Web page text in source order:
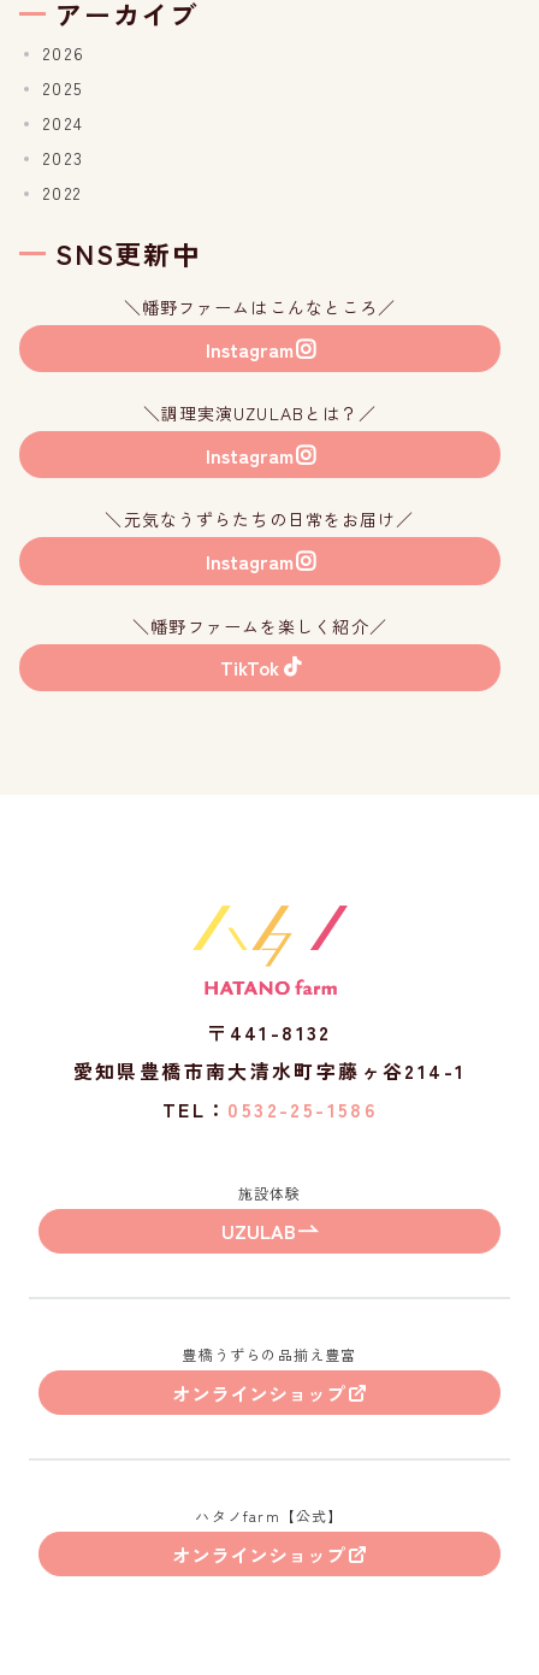
アーカイブ
2026
2025
2024
2023
2022
SNS更新中
＼幡野ファームはこんなところ／
Instagram
＼調理実演UZULABとは？／
Instagram
＼元気なうずらたちの日常をお届け／
Instagram
＼幡野ファームを楽しく紹介／
TikTok
〒441-8132
愛知県豊橋市南大清水町字藤ヶ谷214-1
TEL： 0532-25-1586
施設体験
UZULAB
豊橋うずらの品揃え豊富
オンラインショップ
ハタノfarm【公式】
オンラインショップ